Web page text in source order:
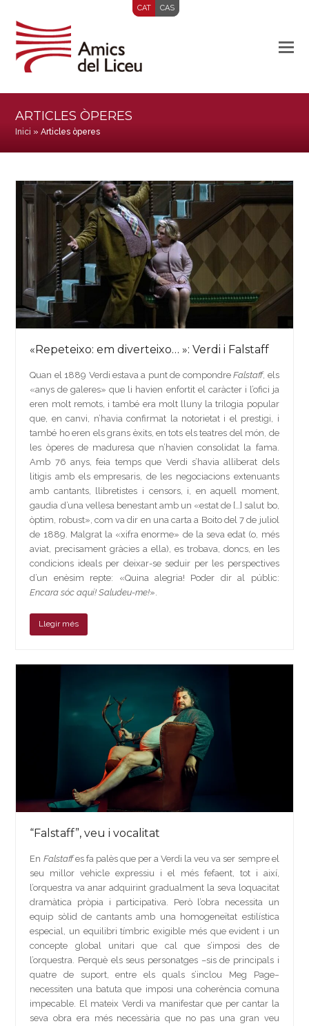
CAT CAS
ARTICLES ÒPERES
Inici »Articles òperes
«Repeteixo: em diverteixo… »: Verdi i Falstaff
Quan el 1889 Verdi estava a punt de compondreFalstaff, els
«anys de galeres» que li havien enfortit el caràcter i l’ofici ja
eren molt remots, i també era molt lluny la trilogia popular
que, en canvi, n’havia confirmat la notorietat i el prestigi, i
també ho eren els grans èxits, en tots els teatres del món, de
les òperes de maduresa que n’havien consolidat la fama.
Amb 76 anys, feia temps que Verdi s’havia alliberat dels
litigis amb els empresaris, de les negociacions extenuants
amb cantants, llibretistes i censors, i, en aquell moment,
gaudia d’una vellesa benestant amb un «estat de […] salut bo,
òptim, robust», com va dir en una carta a Boito del 7 de juliol
de 1889. Malgrat la «xifra enorme» de la seva edat (o, més
aviat, precisament gràcies a ella), es trobava, doncs, en les
condicions ideals per deixar-se seduir per les perspectives
d’un enèsim repte: «Quina alegria! Poder dir al públic:
Encara sóc aquí! Saludeu-me!».
Llegir més
“Falstaff”, veu i vocalitat
En Falstaffes fa palès que per a Verdi la veu va ser sempre el
seu millor vehicle expressiu i el més fefaent, tot i així,
l’orquestra va anar adquirint gradualment la seva loquacitat
dramàtica pròpia i participativa. Però l’obra necessita un
equip sòlid de cantants amb una homogeneïtat estilística
especial, un equilibri tímbric exigible més que evident i un
concepte global unitari que cal que s’imposi des de
l’orquestra. Perquè els seus personatges –sis de principals i
quatre de suport, entre els quals s’inclou Meg Page−
necessiten una batuta que imposi una coherència comuna
impecable. El mateix Verdi va manifestar que per cantar la
seva obra era més necessària que no pas una gran veu